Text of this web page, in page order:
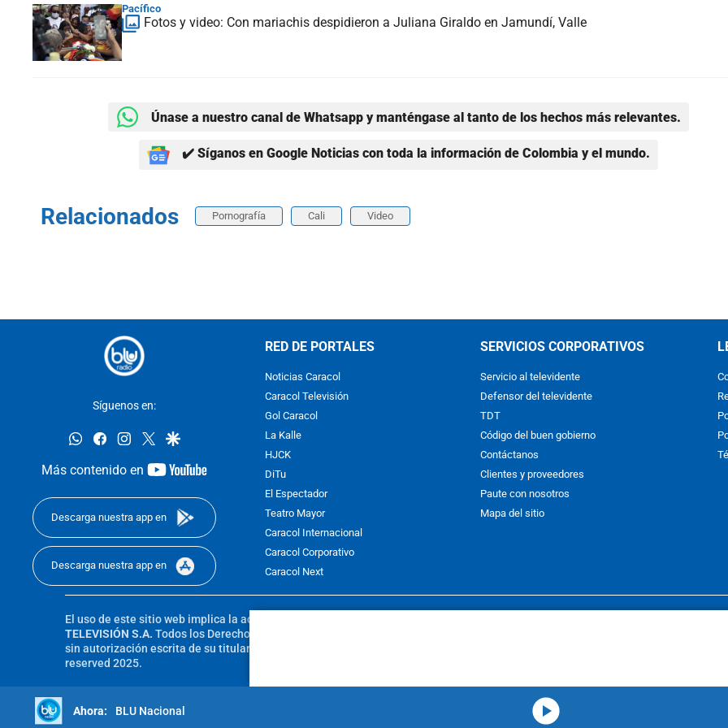
Pacífico
Fotos y video: Con mariachis despidieron a Juliana Giraldo en Jamundí, Valle
Únase a nuestro canal de Whatsapp y manténgase al tanto de los hechos más relevantes.
✔️ Síganos en Google Noticias con toda la información de Colombia y el mundo.
Relacionados Pornografía Cali Video
Síguenos en:
whatsappfacebookinstagram
twittergoogle
Más contenido en
youtube-
Descarga nuestra app en
Descarga nuestra app en
RED DE PORTALES
Noticias Caracol
Caracol Televisión
Gol Caracol
La Kalle
HJCK
DiTu
El Espectador
Teatro Mayor
Caracol Internacional
Caracol Corporativo
Caracol Next
SERVICIOS CORPORATIVOS
Servicio al televidente
Defensor del televidente
TDT
Código del buen gobierno
Contáctanos
Clientes y proveedores
Paute con nosotros
Mapa del sitio
El uso de este sitio web implica la aceptación de los
TELEVISIÓN S.A. Todos los Derechos Reservados D.R.A. Prohibida su reproducción total o parcial, así como su traducción a
sin autorización escrita de su titular. Reproduction in whole or in part, or translation without written permission is prohibited. All
reserved 2025.
BLU Nacional